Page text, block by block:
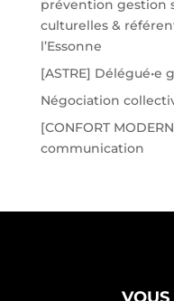
prévention gestion
culturelles &
l’Essonne
[ASTRE] Délégué•e
Négociation
[CONFORT
communication